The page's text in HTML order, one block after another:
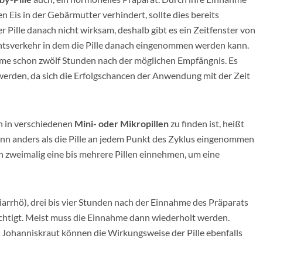
Eis in der Gebärmutter verhindert, sollte dies bereits
Pille danach nicht wirksam, deshalb gibt es ein Zeitfenster von
in dem die Pille danach eingenommen werden kann.
schon zwölf Stunden nach der möglichen Empfängnis. Es
da sich die Erfolgschancen der Anwendung mit der Zeit
in verschiedenen Mini- oder Mikropillenzu finden ist, heißt
anders als die Pille an jedem Punkt des Zyklus eingenommen
zweimalig eine bis mehrere Pillen einnehmen, um eine
drei bis vier Stunden nach der Einnahme des Präparats
Meist muss die Einnahme dann wiederholt werden.
können die Wirkungsweise der Pille ebenfalls